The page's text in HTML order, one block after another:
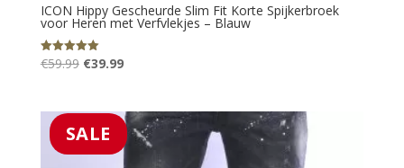
ICON Hippy Gescheurde Slim Fit Korte Spijkerbroek
voor Heren met Verfvlekjes – Blauw
Gewaardeerd
5.00
€59.99 Oorspronkelijke
€59.99.
€39.99Huidige
€39.99.
SALE